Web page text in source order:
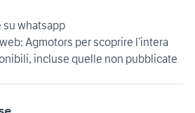
su whatsapp
Agmotors per scoprire l’intera
incluse quelle non pubblicate